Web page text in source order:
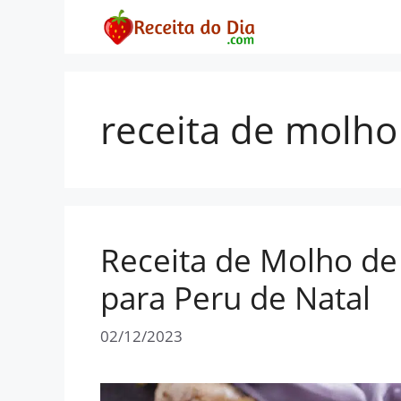
receita de
Receita de Molho
para Peru de Natal
02/12/2023